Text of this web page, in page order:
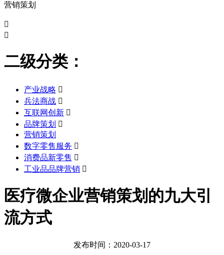
营销策划


二级分类：
产业战略 
兵法商战 
互联网创新 
品牌策划 
营销策划
数字零售服务 
消费品新零售 
工业品品牌营销 
医疗微企业营销策划的九大引
流方式
发布时间：2020-03-17